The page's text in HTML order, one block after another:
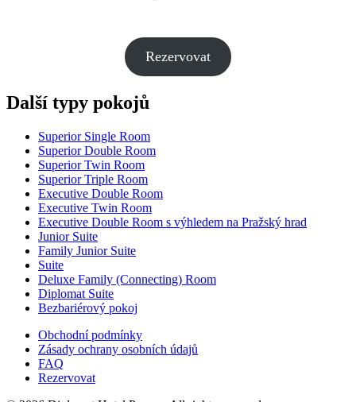
Rezervovat
Další typy pokojů
Superior Single Room
Superior Double Room
Superior Twin Room
Superior Triple Room
Executive Double Room
Executive Twin Room
Executive Double Room s výhledem na Pražský hrad
Junior Suite
Family Junior Suite
Suite
Deluxe Family (Connecting) Room
Diplomat Suite
Bezbariérový pokoj
Obchodní podmínky
Zásady ochrany osobních údajů
FAQ
Rezervovat